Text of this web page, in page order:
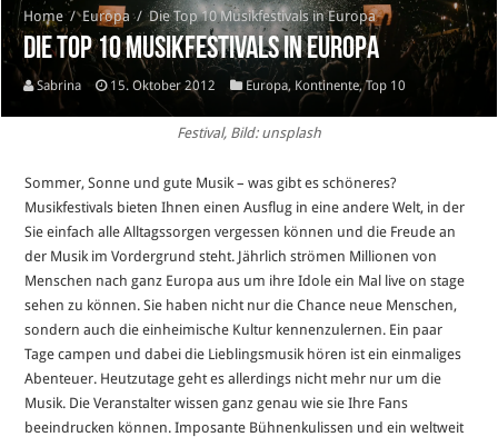
Home / Europa / Die Top 10 Musikfestivals in Europa
Die Top 10 Musikfestivals in Europa
Sabrina 15. Oktober 2012 Europa, Kontinente,Top 10
Festival, Bild: unsplash
Sommer, Sonne und gute Musik – was gibt es schöneres?
Musikfestivals bieten Ihnen einen Ausflug in eine andere Welt, in der
Sie einfach alle Alltagssorgen vergessen können und die Freude an
der Musik im Vordergrund steht. Jährlich strömen Millionen von
Menschen nach ganz Europa aus um ihre Idole ein Mal live on stage
sehen zu können. Sie haben nicht nur die Chance neue Menschen,
sondern auch die einheimische Kultur kennenzulernen. Ein paar
Tage campen und dabei die Lieblingsmusik hören ist ein einmaliges
Abenteuer. Heutzutage geht es allerdings nicht mehr nur um die
Musik. Die Veranstalter wissen ganz genau wie sie Ihre Fans
beeindrucken können. Imposante Bühnenkulissen und ein weltweit